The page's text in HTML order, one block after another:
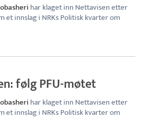
har klaget inn Nettavisen etter
et innslag i NRKs Politisk kvarter om
følg PFU-møtet
har klaget inn Nettavisen etter
et innslag i NRKs Politisk kvarter om